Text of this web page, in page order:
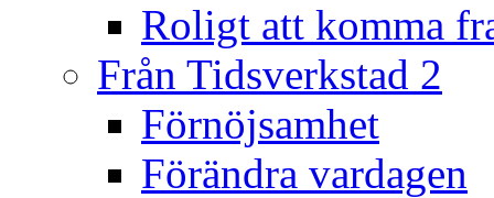
Roligt att komma
Från Tidsverkstad 2
Förnöjsamhet
Förändra vardagen